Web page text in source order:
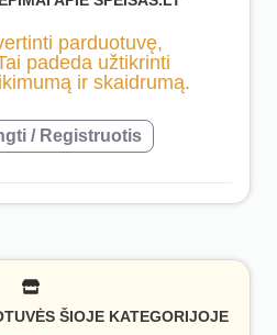
parduotuvę,
padeda užtikrinti
ir skaidrumą.
/ Registruotis
ŠIOJE KATEGORIJOJE